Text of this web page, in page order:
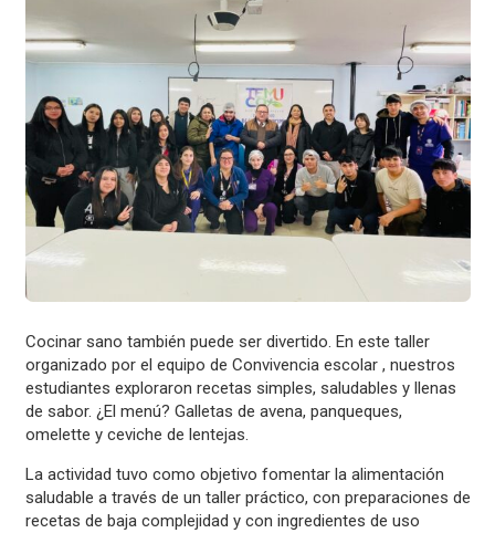
Cocinar sano también puede ser divertido. En este taller
organizado por el equipo de Convivencia escolar , nuestros
estudiantes exploraron recetas simples, saludables y llenas
de sabor. ¿El menú? Galletas de avena, panqueques,
omelette y ceviche de lentejas.
La actividad tuvo como objetivo fomentar la alimentación
saludable a través de un taller práctico, con preparaciones de
recetas de baja complejidad y con ingredientes de uso